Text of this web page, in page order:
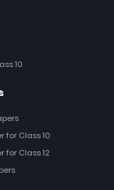
10
for Class 10
for Class 12